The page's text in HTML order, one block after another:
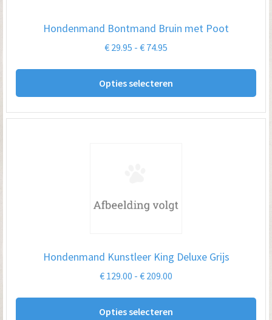
Hondenmand Bontmand Bruin met Poot
€ 29.95 - € 74.95
€ 74.95
Opties selecteren
Dit
Hondenmand Kunstleer King Deluxe Grijs
€ 129.00 - € 209.00
Opties selecteren
Dit